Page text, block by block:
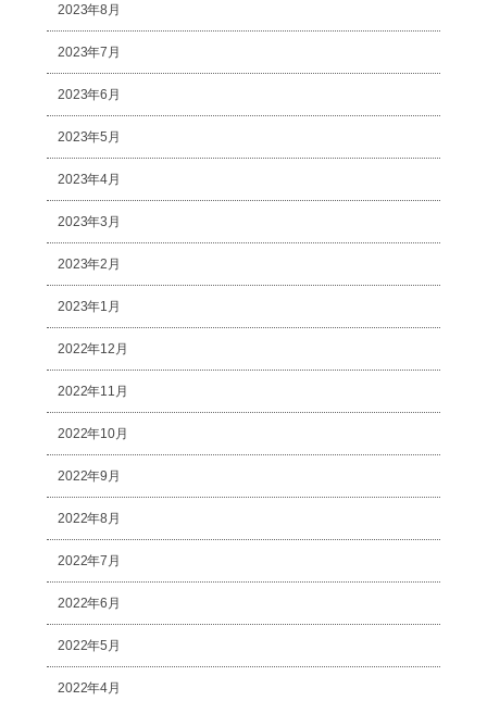
2023年8月
2023年7月
2023年6月
2023年5月
2023年4月
2023年3月
2023年2月
2023年1月
2022年12月
2022年11月
2022年10月
2022年9月
2022年8月
2022年7月
2022年6月
2022年5月
2022年4月